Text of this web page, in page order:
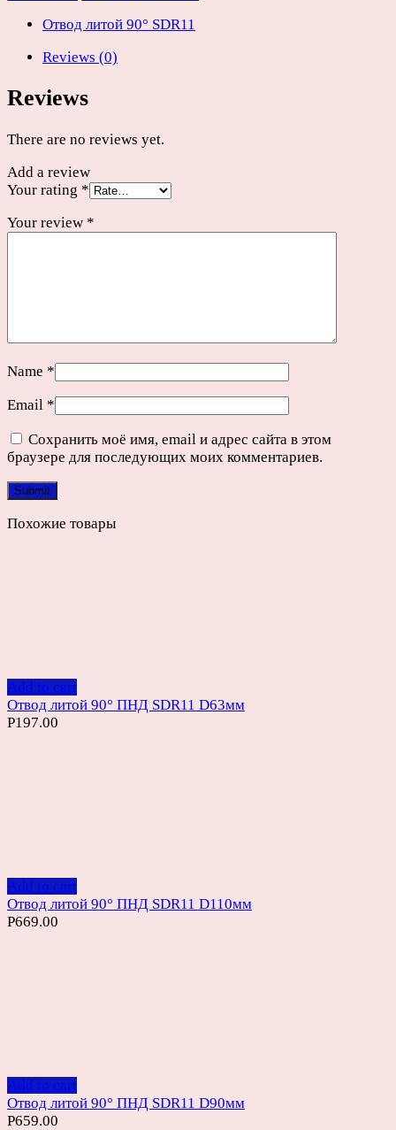
ПНД
D125мм
Отвод литой 90° SDR11
Reviews (0)
Reviews
There are no reviews yet.
Add a review
Your rating *
Your review *
Name *
Email *
Сохранить моё имя, email и адрес сайта в этом
браузере для последующих моих комментариев.
Похожие товары
Add to cart
Отвод литой 90° ПНД SDR11 D63мм
Р197.00
Add to cart
Отвод литой 90° ПНД SDR11 D110мм
Р669.00
Add to cart
Отвод литой 90° ПНД SDR11 D90мм
Р659.00